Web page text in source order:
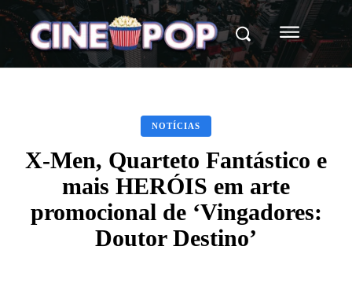
NOTÍCIAS
X-Men, Quarteto Fantástico e
mais HERÓIS em arte
promocional de ‘Vingadores:
Doutor Destino’